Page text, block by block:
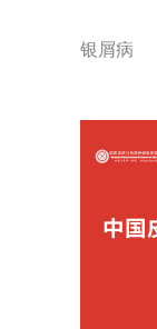
银屑病